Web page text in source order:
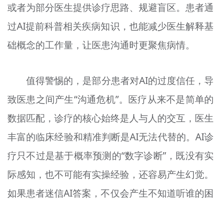
或者为部分医生提供诊疗思路、规避盲区。患者通
过AI提前科普相关疾病知识，也能减少医生解释基
础概念的工作量，让医患沟通时更聚焦病情。
值得警惕的，是部分患者对AI的过度信任，导
致医患之间产生“沟通危机”。医疗从来不是简单的
数据匹配，诊疗的核心始终是人与人的交互，医生
丰富的临床经验和精准判断是AI无法代替的。AI诊
疗只不过是基于概率预测的“数字诊断”，既没有实
际感知，也不可能有实操经验，还容易产生幻觉。
如果患者迷信AI答案，不仅会产生不知道听谁的困